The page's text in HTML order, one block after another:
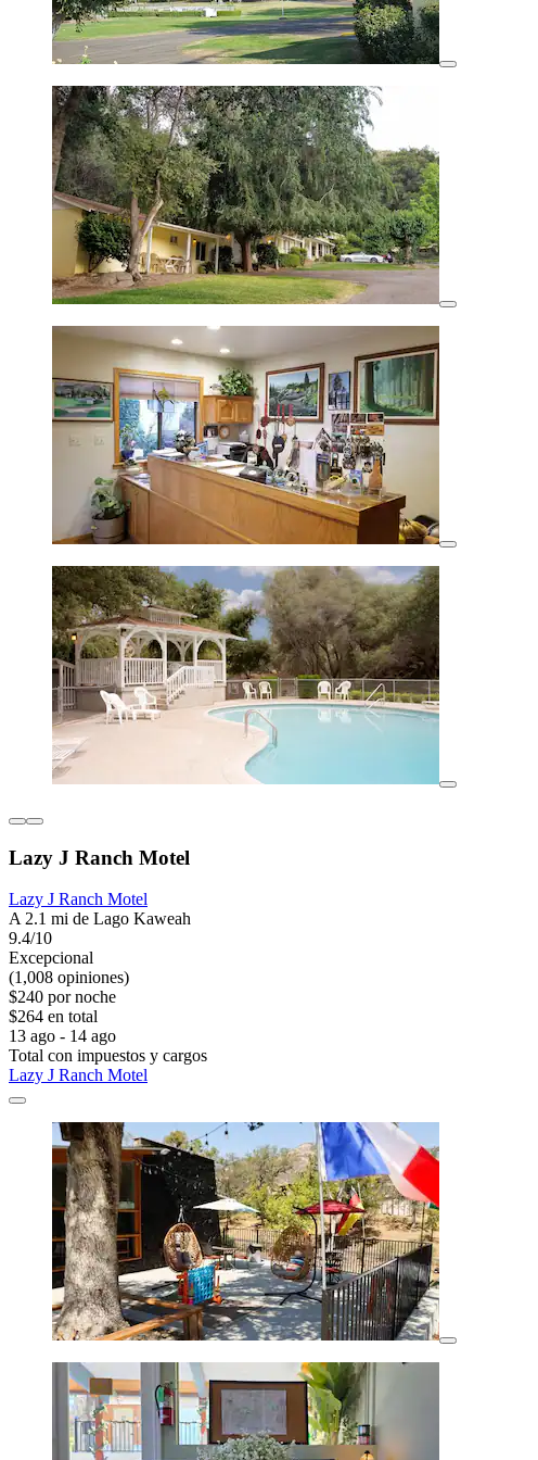
Lazy J Ranch Motel
Lazy J Ranch Motel
A 2.1 mi de Lago Kaweah
9.4/10
Excepcional
(1,008 opiniones)
$240 por noche
$264 en total
13 ago - 14 ago
Total con impuestos y cargos
Lazy J Ranch Motel